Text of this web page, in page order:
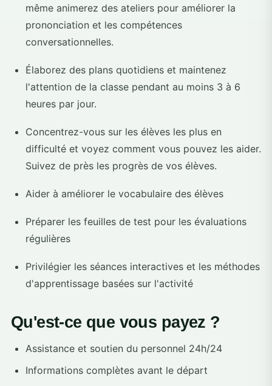
même animerez des ateliers pour améliorer la
prononciation et les compétences
conversationnelles.
Élaborez des plans quotidiens et maintenez
l'attention de la classe pendant au moins 3 à 6
heures par jour.
Concentrez-vous sur les élèves les plus en
difficulté et voyez comment vous pouvez les aider.
Suivez de près les progrès de vos élèves.
Aider à améliorer le vocabulaire des élèves
Préparer les feuilles de test pour les évaluations
régulières
Privilégier les séances interactives et les méthodes
d'apprentissage basées sur l'activité
Qu'est-ce que vous payez ?
Assistance et soutien du personnel 24h/24
Informations complètes avant le départ